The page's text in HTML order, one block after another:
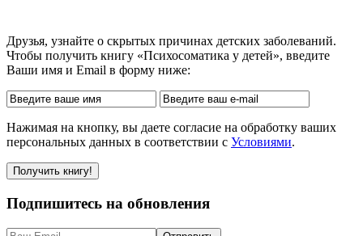
Друзья, узнайте о скрытых причинах детских заболеваний.
Чтобы получить книгу «Психосоматика у детей», введите
Ваши имя и Email в форму ниже:
Нажимая на кнопку, вы даете согласие на обработку ваших
персональных данных в соответствии с Условиями.
Подпишитесь на обновления